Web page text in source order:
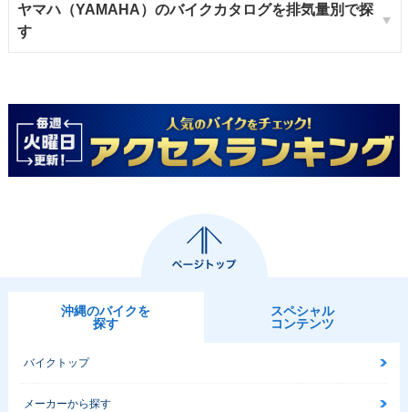
ヤマハ（YAMAHA）のバイクカタログを排気量別で探
す
沖縄のバイクを
探す
スペシャル
コンテンツ
バイクトップ
メーカーから探す